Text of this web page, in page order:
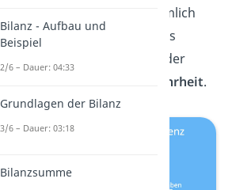
der Aufwendungen wäre ziemlich
lang undunübersichtlich
. Das
widerspricht den Richtlinien der
Bilanzwahrheit.
Bilanz - Aufbau und
Beispiel
2/6 – Dauer: 04:33
Grundlagen der Bilanz
3/6 – Dauer: 03:18
Bilanzsumme